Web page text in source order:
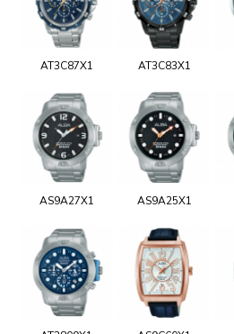
AT3C87X1 AT3C83X1
AS9A27X1 AS9A25X1